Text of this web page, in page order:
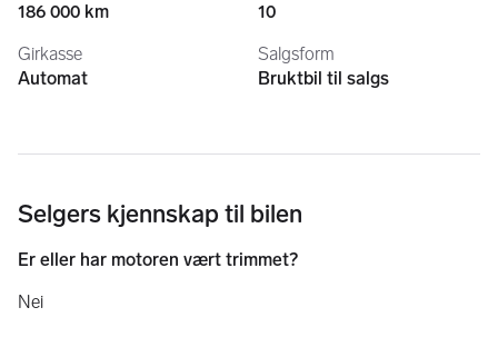
186 000 km
Girkasse
Automat
10
Salgsform
Bruktbil til salgs
Selgers kjennskap til bilen
Er eller har motoren vært trimmet?
Nei